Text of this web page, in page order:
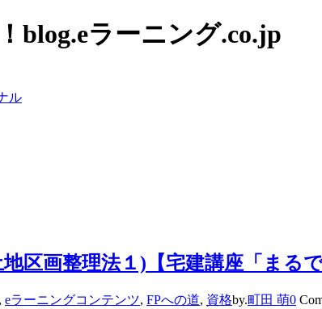
blog.eラーニング.co.jp
ル
区画整理法１)【宅建講座「まる
, eラーニングコンテンツ, FPへの道, 資格by.町田 萌0